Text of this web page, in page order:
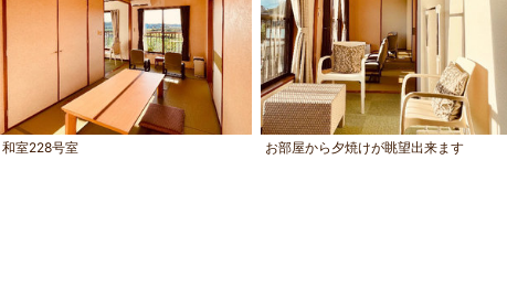
和室228号室 お部屋から夕焼けが眺望出来ます